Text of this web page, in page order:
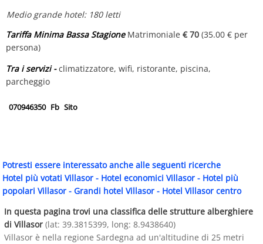
Medio grande hotel: 180 letti
Tariffa Minima Bassa StagioneMatrimoniale € 70 (35.00 € per
persona)
Tra i servizi -climatizzatore, wifi, ristorante, piscina,
parcheggio
070946350 Fb Sito
Potresti essere interessato anche alle seguenti ricerche
Hotel più votati Villasor - Hotel economici Villasor - Hotel più
popolari Villasor - Grandi hotel Villasor - Hotel Villasor centro
In questa pagina trovi una classifica delle strutture alberghiere
di Villasor (lat: 39.3815399, long: 8.9438640)
Villasor è nella regione Sardegna ad un'altitudine di 25 metri